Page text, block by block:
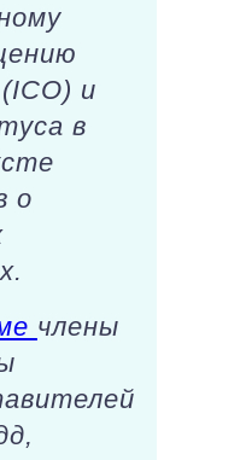
и
в
о
члены